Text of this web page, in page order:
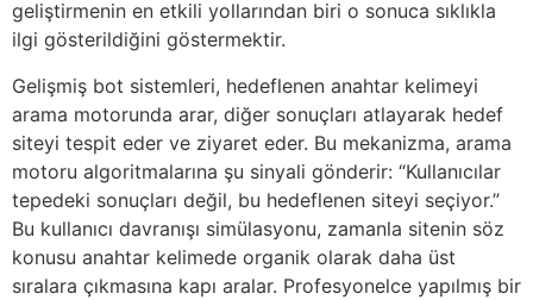
geliştirmenin en etkili yollarından biri o sonuca sıklıkla
ilgi gösterildiğini göstermektir.
Gelişmiş bot sistemleri, hedeflenen anahtar kelimeyi
arama motorunda arar, diğer sonuçları atlayarak hedef
siteyi tespit eder ve ziyaret eder. Bu mekanizma, arama
motoru algoritmalarına şu sinyali gönderir: “Kullanıcılar
tepedeki sonuçları değil, bu hedeflenen siteyi seçiyor.”
Bu kullanıcı davranışı simülasyonu, zamanla sitenin söz
konusu anahtar kelimede organik olarak daha üst
sıralara çıkmasına kapı aralar. Profesyonelce yapılmış bir